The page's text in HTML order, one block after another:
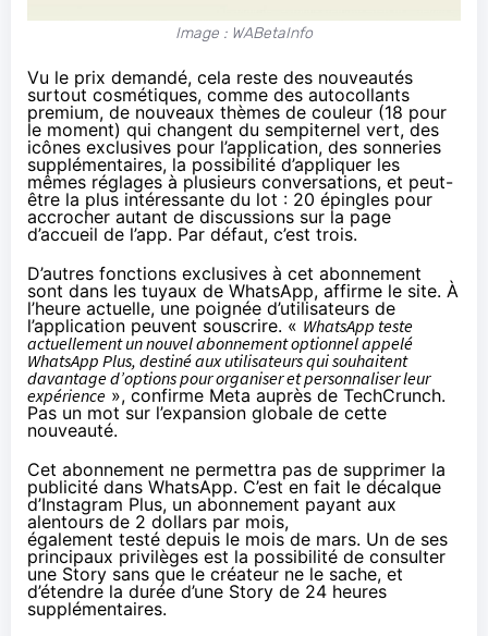
Image : WABetaInfo
Vu le prix demandé, cela reste des nouveautés
surtout cosmétiques, comme des autocollants
premium, de nouveaux thèmes de couleur (18 pour
le moment) qui changent du sempiternel vert, des
icônes exclusives pour l’application, des sonneries
supplémentaires, la possibilité d’appliquer les
mêmes réglages à plusieurs conversations, et peut-
être la plus intéressante du lot : 20 épingles pour
accrocher autant de discussions sur la page
d’accueil de l’app. Par défaut, c’est trois.
D’autres fonctions exclusives à cet abonnement
sont dans les tuyaux de WhatsApp, affirme le site. À
l’heure actuelle, une poignée d’utilisateurs de
l’application peuvent souscrire. « WhatsApp teste
actuellement un nouvel abonnement optionnel appelé
WhatsApp Plus, destiné aux utilisateurs qui souhaitent
davantage d’options pour organiser et personnaliser leur
expérience », confirme Meta auprès de TechCrunch.
Pas un mot sur l’expansion globale de cette
nouveauté.
Cet abonnement ne permettra pas de supprimer la
publicité dans WhatsApp. C’est en fait le décalque
d’Instagram Plus, un abonnement payant aux
alentours de 2 dollars par mois,
également testé depuis le mois de mars. Un de ses
principaux privilèges est la possibilité de consulter
une Story sans que le créateur ne le sache, et
d’étendre la durée d’une Story de 24 heures
supplémentaires.